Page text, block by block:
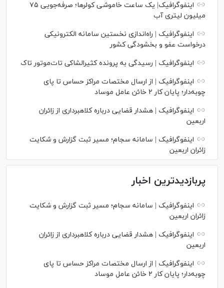
اینفوگرافیک| یک ساعت خاموشی کولرها؛ صرفه‌جویی ۷۵
میلیون لیتری آب
اینفوگرافیک | راه‌اندازی نخستین سامانه الکترونیکی
درخواست عفو و بخشودگی کشور
اینفوگرافیک | رسیدگی به پرونده کثیرالشاکی تات‌موتور تاک
اینفوگرافیک | از ارسال مختصات مراکز حساس تا پای
چوبه‌دار؛ پایان کار ۲ خائن عامل موساد
اینفوگرافیک | هشدار قضایی درباره کلاهبرداری از زائران
اربعین
اینفوگرافیک | سامانه سجام؛ مسیر ثبت گزارش و شکایت
زائران اربعین
پربازدیدترین اخبار
اینفوگرافیک | سامانه سجام؛ مسیر ثبت گزارش و شکایت
زائران اربعین
اینفوگرافیک | هشدار قضایی درباره کلاهبرداری از زائران
اربعین
اینفوگرافیک | از ارسال مختصات مراکز حساس تا پای
چوبه‌دار؛ پایان کار ۲ خائن عامل موساد